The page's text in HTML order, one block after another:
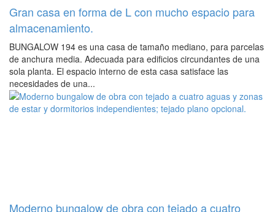
Gran casa en forma de L con mucho espacio para
almacenamiento.
BUNGALOW 194 es una casa de tamaño mediano, para parcelas
de anchura media. Adecuada para edificios circundantes de una
sola planta. El espacio interno de esta casa satisface las
necesidades de una...
Moderno bungalow de obra con tejado a cuatro